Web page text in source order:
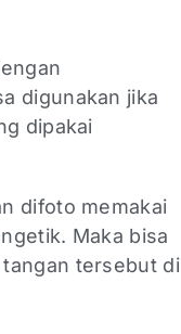
digunakan jika
dipakai
difoto memakai
Maka bisa
tersebut di